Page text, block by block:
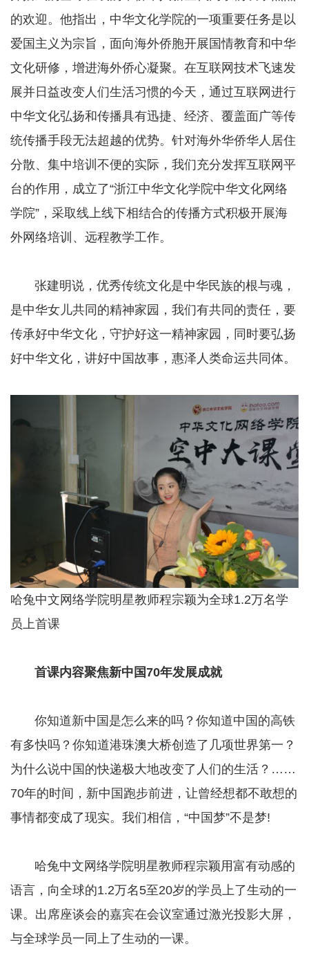
的欢迎。他指出，中华文化学院的一项重要任务是以
爱国主义为宗旨，面向海外侨胞开展国情教育和中华
文化研修，增进海外侨心凝聚。在互联网技术飞速发
展并日益改变人们生活习惯的今天，通过互联网进行
中华文化弘扬和传播具有迅捷、经济、覆盖面广等传
统传播手段无法超越的优势。针对海外华侨华人居住
分散、集中培训不便的实际，我们充分发挥互联网平
台的作用，成立了“浙江中华文化学院中华文化网络
学院”，采取线上线下相结合的传播方式积极开展海
外网络培训、远程教学工作。
张建明说，优秀传统文化是中华民族的根与魂，
是中华女儿共同的精神家园，我们有共同的责任，要
传承好中华文化，守护好这一精神家园，同时要弘扬
好中华文化，讲好中国故事，惠泽人类命运共同体。
哈兔中文网络学院明星教师程宗颖为全球1.2万名学
员上首课
首课内容聚焦新中国70年发展成就
你知道新中国是怎么来的吗？你知道中国的高铁
有多快吗？你知道港珠澳大桥创造了几项世界第一？
为什么说中国的快递极大地改变了人们的生活？……
70年的时间，新中国跑步前进，让曾经想都不敢想的
事情都变成了现实。我们相信，“中国梦”不是梦!
哈兔中文网络学院明星教师程宗颖用富有动感的
语言，向全球的1.2万名5至20岁的学员上了生动的一
课。出席座谈会的嘉宾在会议室通过激光投影大屏，
与全球学员一同上了生动的一课。